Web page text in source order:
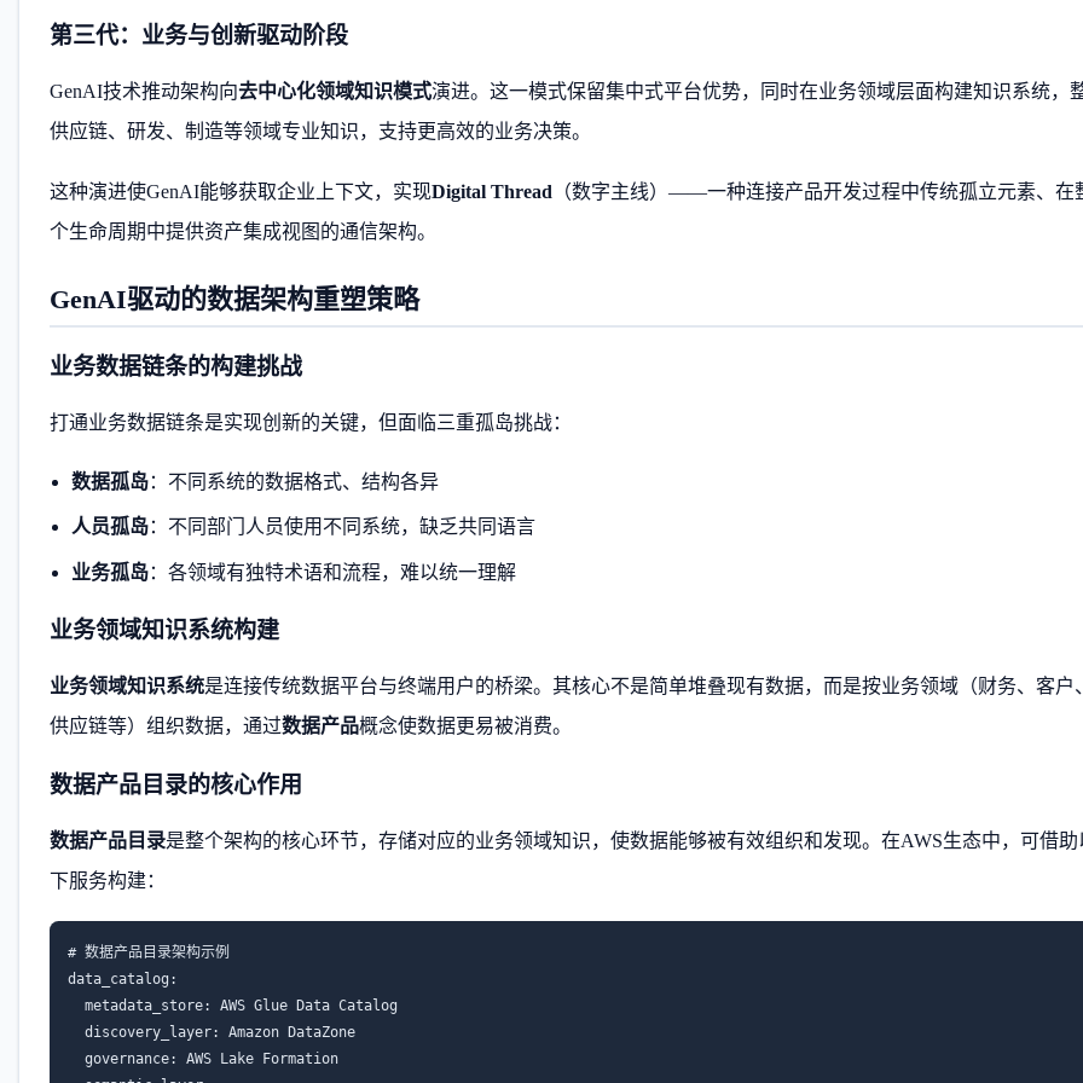
第三代：业务与创新驱动阶段
GenAI技术推动架构向去中心化领域知识模式演进。这一模式保留集中式平台优势，同时在业务领域层面构建知识系统，
供应链、研发、制造等领域专业知识，支持更高效的业务决策。
这种演进使GenAI能够获取企业上下文，实现Digital Thread （数字主线）——一种连接产品开发过程中传统孤立元素、在
个生命周期中提供资产集成视图的通信架构。
GenAI驱动的数据架构重塑策略
业务数据链条的构建挑战
打通业务数据链条是实现创新的关键，但面临三重孤岛挑战：
数据孤岛：不同系统的数据格式、结构各异
人员孤岛：不同部门人员使用不同系统，缺乏共同语言
业务孤岛：各领域有独特术语和流程，难以统一理解
业务领域知识系统构建
业务领域知识系统是连接传统数据平台与终端用户的桥梁。其核心不是简单堆叠现有数据，而是按业务领域（财务、客户
供应链等）组织数据，通过数据产品概念使数据更易被消费。
数据产品目录的核心作用
数据产品目录是整个架构的核心环节，存储对应的业务领域知识，使数据能够被有效组织和发现。在AWS生态中，可借助
下服务构建：
# 数据产品目录架构示例
data_catalog:
  metadata_store: AWS Glue Data Catalog
  discovery_layer: Amazon DataZone
  governance: AWS Lake Formation